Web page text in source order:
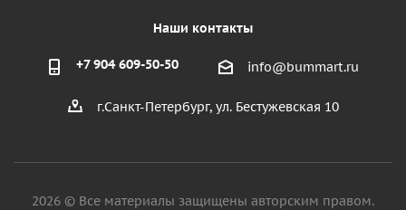
Наши контакты
+7 904 609-50-50 info@bummart.ru
г.Санкт-Петербург, ул. Бестужевская 10
2026 © Все материалы защищены авторским правом.